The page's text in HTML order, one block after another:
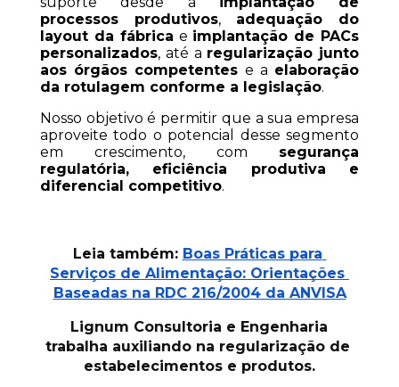
processos produtivos, adequação do
layout da fábrica e implantação de PACs
personalizados, até a regularização junto
aos órgãos competentes e a elaboração
da rotulagem conforme a legislação.
Nosso objetivo é permitir que a sua empresa
aproveite todo o potencial desse segmento
em crescimento, com segurança
regulatória, eficiência produtiva e
diferencial competitivo.
Leia também: Boas Práticas para
Serviços de Alimentação: Orientações
Baseadas na RDC 216/2004 da ANVISA
Lignum Consultoria e Engenharia
trabalha auxiliando na regularização de
estabelecimentos e produtos.